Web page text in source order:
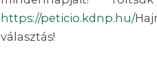
https://peticio.kdnp.hu/
választás!